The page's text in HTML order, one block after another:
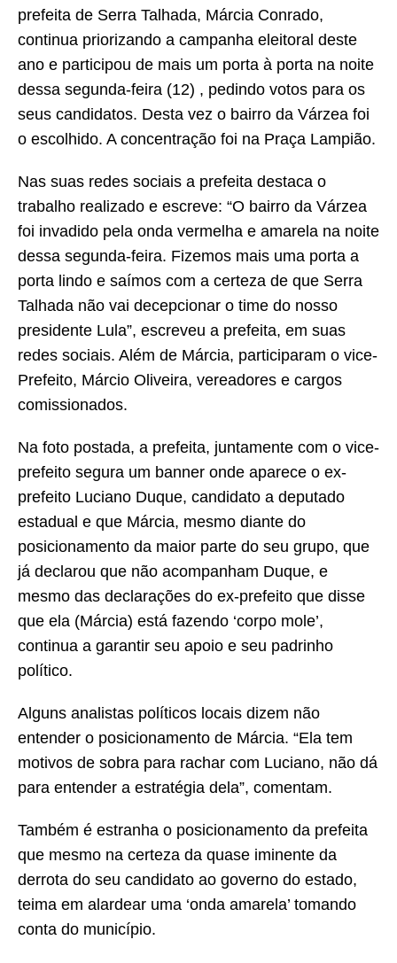
prefeita de Serra Talhada, Márcia Conrado,
continua priorizando a campanha eleitoral deste
ano e participou de mais um porta à porta na noite
dessa segunda-feira (12) , pedindo votos para os
seus candidatos. Desta vez o bairro da Várzea foi
o escolhido. A concentração foi na Praça Lampião.
Nas suas redes sociais a prefeita destaca o
trabalho realizado e escreve: “O bairro da Várzea
foi invadido pela onda vermelha e amarela na noite
dessa segunda-feira. Fizemos mais uma porta a
porta lindo e saímos com a certeza de que Serra
Talhada não vai decepcionar o time do nosso
presidente Lula”, escreveu a prefeita, em suas
redes sociais. Além de Márcia, participaram o vice-
Prefeito, Márcio Oliveira, vereadores e cargos
comissionados.
Na foto postada, a prefeita, juntamente com o vice-
prefeito segura um banner onde aparece o ex-
prefeito Luciano Duque, candidato a deputado
estadual e que Márcia, mesmo diante do
posicionamento da maior parte do seu grupo, que
já declarou que não acompanham Duque, e
mesmo das declarações do ex-prefeito que disse
que ela (Márcia) está fazendo ‘corpo mole’,
continua a garantir seu apoio e seu padrinho
político.
Alguns analistas políticos locais dizem não
entender o posicionamento de Márcia. “Ela tem
motivos de sobra para rachar com Luciano, não dá
para entender a estratégia dela”, comentam.
Também é estranha o posicionamento da prefeita
que mesmo na certeza da quase iminente da
derrota do seu candidato ao governo do estado,
teima em alardear uma ‘onda amarela’ tomando
conta do município.